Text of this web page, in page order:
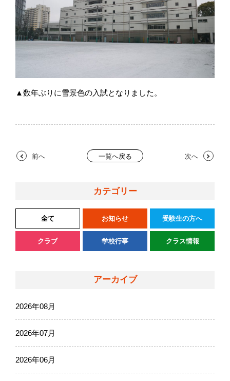
▲数年ぶりに雪景色の入試となりました。
前へ 一覧へ戻る 次へ
カテゴリー
全て お知らせ 受験生の方へ
クラブ 学校行事 クラス情報
アーカイブ
2026年08月
2026年07月
2026年06月